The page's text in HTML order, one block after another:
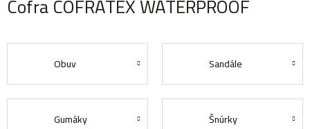
Cofra COFRATEX WATERPROOF
Obuv Sandále
Gumáky Šnúrky